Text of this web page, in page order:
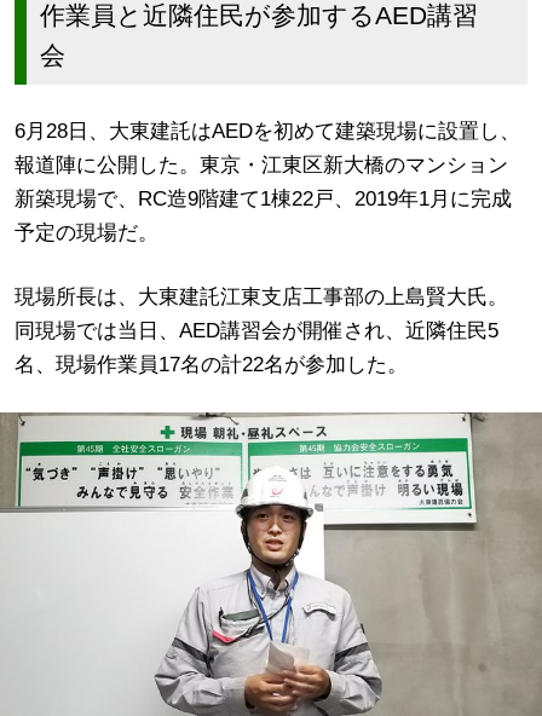
作業員と近隣住民が参加するAED講習
会
6月28日、大東建託はAEDを初めて建築現場に設置し、
報道陣に公開した。東京・江東区新大橋のマンション
新築現場で、RC造9階建て1棟22戸、2019年1月に完成
予定の現場だ。
現場所長は、大東建託江東支店工事部の上島賢大氏。
同現場では当日、AED講習会が開催され、近隣住民5
名、現場作業員17名の計22名が参加した。